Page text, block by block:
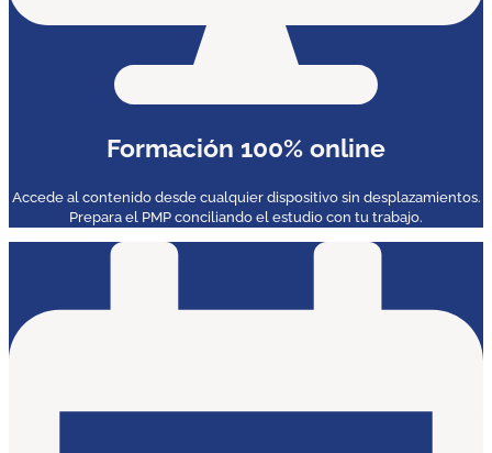
Formación 100% online
Accede al contenido desde cualquier dispositivo sin desplazamientos.
Prepara el PMP conciliando el estudio con tu trabajo.